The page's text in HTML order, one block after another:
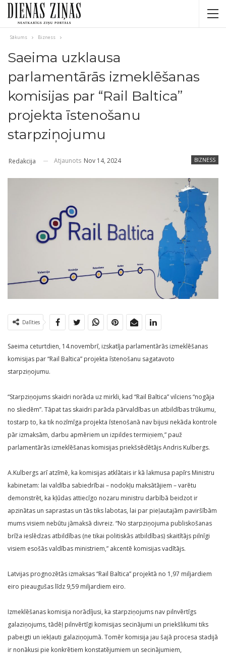
Sākums Bizness
Saeima uzklausa
parlamentārās izmeklēšanas
komisijas par “Rail Baltica”
projekta īstenošanu
starpziņojumu
BIZNESS
Redakcija Atjaunots Nov 14, 2024
Dalīties
Saeima ceturtdien, 14.novembrī, izskatīja parlamentārās izmeklēšanas
komisijas par “Rail Baltica” projekta īstenošanu sagatavoto
starpziņojumu.
“Starpziņojums skaidri norāda uz mirkli, kad “Rail Baltica” vilciens “nogāja
no sliedēm”. Tāpat tas skaidri parāda pārvaldības un atbildības trūkumu,
tostarp to, ka tik nozīmīga projekta īstenošanā nav bijusi nekāda kontrole
pār izmaksām, darbu apmēriem un izpildes termiņiem,” pauž
parlamentārās izmeklēšanas komisijas priekšsēdētājs Andris Kulbergs.
A.Kulbergs arī atzīmē, ka komisijas atklātais ir kā lakmusa papīrs Ministru
kabinetam: lai valdība sabiedrībai – nodokļu maksātājiem – varētu
demonstrēt, ka kļūdas attiecīgo nozaru ministru darbībā beidzot ir
apzinātas un saprastas un tās tiks labotas, lai par pieļautajām paviršībām
mums visiem nebūtu jāmaksā divreiz. “No starpziņojuma publiskošanas
brīža ieslēdzas atbildības (ne tikai politiskās atbildības) skaitītājs pilnīgi
visiem esošās valdības ministriem,” akcentē komisijas vadītājs.
Latvijas prognozētās izmaksas “Rail Baltica” projektā no 1,97 miljardiem
eiro pieaugušas līdz 9,59 miljardiem eiro.
Izmeklēšanas komisija norādījusi, ka starpziņojums nav pilnvērtīgs
galaziņojums, tādēļ pilnvērtīgi komisijas secinājumi un priekšlikumi tiks
pabeigti un iekļauti galaziņojumā. Tomēr komisija jau šajā procesa stadijā
ir nonākusi pie konkrētiem konstatējumiem un secinājumiem,